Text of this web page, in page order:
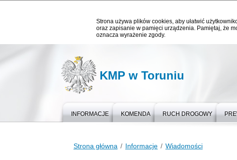
Strona używa plików cookies, aby ułatwić
oraz zapisanie w pamięci urządzenia. Pamiętaj, że
oznacza wyrażenie zgody.
KMP w Toruniu
INFORMACJE KOMENDA RUCH DROGOWY
Strona główna Informacje Wiadomości